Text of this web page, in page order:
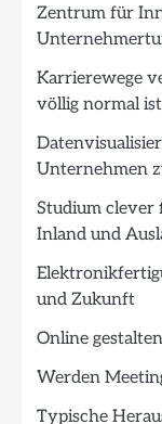
Zentrum für
Karrierewege
völlig normal ist
Unternehmen
Studium clever
Inland und
und Zukunft
Online
Werden
Typische